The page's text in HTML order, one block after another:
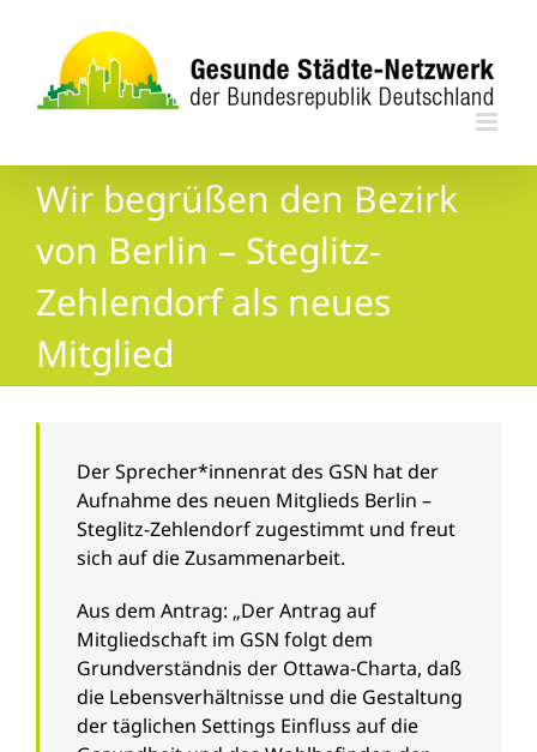
springen
Wir begrüßen den Bezirk
von Berlin – Steglitz-
Zehlendorf als neues
Mitglied
grösseres
Der Sprecher*innenrat des GSN hat der
Aufnahme des neuen Mitglieds Berlin –
Steglitz-Zehlendorf zugestimmt und freut
sich auf die Zusammenarbeit.
Aus dem Antrag: „Der Antrag auf
Mitgliedschaft im GSN folgt dem
Grundverständnis der Ottawa-Charta, daß
die Lebensverhältnisse und die Gestaltung
der täglichen Settings Einfluss auf die